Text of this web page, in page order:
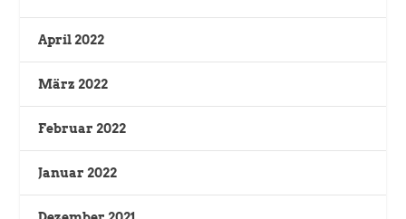
April 2022
März 2022
Februar 2022
Januar 2022